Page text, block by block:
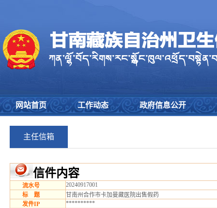
网站首页 工作动态 政府信息公开
主任信箱
信件内容
流水号
20240917001
标 题
甘南州合作市卡加曼藏医院出售假药
发件IP
**********